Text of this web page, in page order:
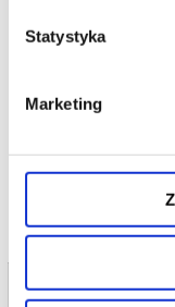
Statystyka
Marketing
*na podstawie
Bezpieczne zakupy w
podczas zakupu.
Bilety na termin: